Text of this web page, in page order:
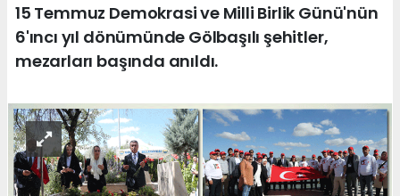
15 Temmuz Demokrasi ve Milli Birlik Günü'nün
6'ıncı yıl dönümünde Gölbaşılı şehitler,
mezarları başında anıldı.